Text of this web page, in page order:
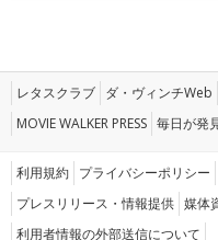
レタスクラブ ダ・ヴィンチWeb
MOVIE WALKER PRESS 毎日が発
利用規約 プライバシーポリシー
プレスリリース・情報提供 媒体
利用者情報の外部送信について